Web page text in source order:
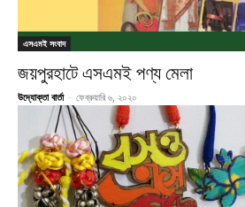
এসএমই সংবাদ
জয়পুরহাটে এসএমই পণ্য মেলা
উদ্যোক্তা বার্তা - ফেব্রুয়ারি ৬, ২০২০